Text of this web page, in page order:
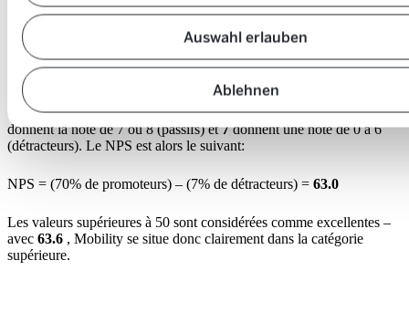
Auswahl erlauben
Ablehnen
Le NPS est calculé en soustrayant le pourcentage de détracteurs du
pourcentage de promoteurs.
Exemple de calcul: Supposons que 100 personnes interrogées
évaluent70donnent la note de 9 ou 10 à Mobility (promoteurs),23
donnent la note de 7 ou 8 (passifs) et7donnent une note de 0 à 6
(détracteurs). Le NPS est alors le suivant:
NPS = (70% de promoteurs) – (7% de détracteurs) = 63.0
Les valeurs supérieures à 50 sont considérées comme excellentes –
avec 63.6 , Mobility se situe donc clairement dans la catégorie
supérieure.